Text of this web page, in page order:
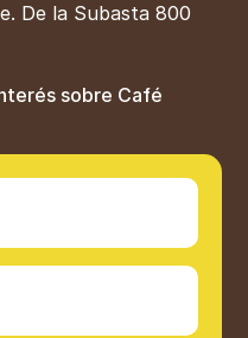
De la Subasta 800
sobre Café